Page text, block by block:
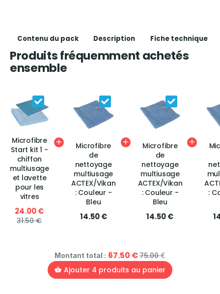
Contenu du pack Description Fiche technique
Produits fréquemment achetés
ensemble
Microfibre
Start kit 1 -
chiffon
multiusage
et lavette
pour les
vitres
24.00 €
31.50 €
Microfibre
de
nettoyage
multiusage
ACTEX/Vikan
: Couleur -
Bleu
14.50 €
Microfibre
de
nettoyage
multiusage
ACTEX/Vikan
: Couleur -
Bleu
14.50 €
:
Montant total : 67.50 €75.00€
Ajouter 4 produits au panier